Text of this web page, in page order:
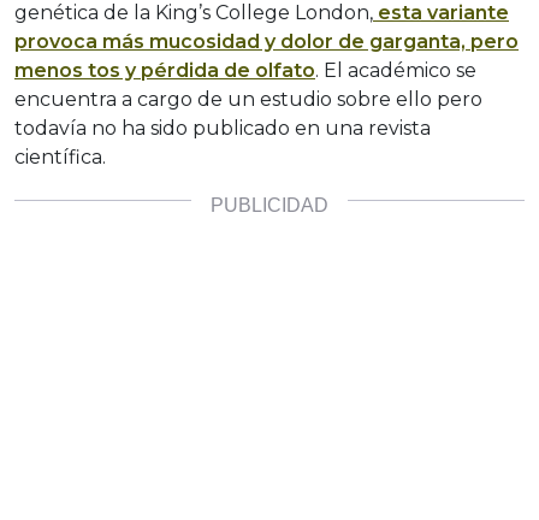
genética de la King’s College London, esta variante
provoca más mucosidad y dolor de garganta, pero
menos tos y pérdida de olfato. El académico se
encuentra a cargo de un estudio sobre ello pero
todavía no ha sido publicado en una revista
científica.